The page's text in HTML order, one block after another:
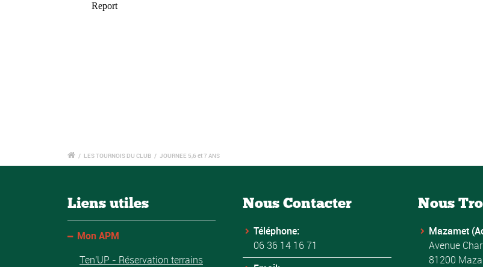
/ LES TOURNOIS DU CLUB / JOURNEE 5,6 et 7 ANS
Liens utiles
Mon APM
Ten'UP - Réservation terrains
Nous Contacter
Téléphone:
06 36 14 16 71
Nous
Mazamet
Avenue
81200